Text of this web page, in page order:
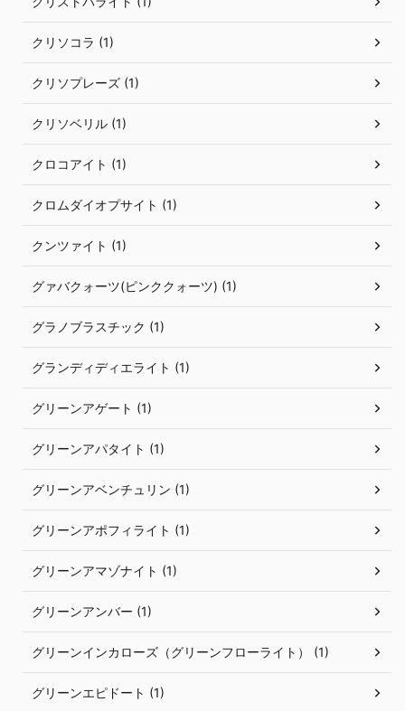
クリソコラ (1)
クリソプレーズ (1)
クリソベリル (1)
クロコアイト (1)
クロムダイオプサイト (1)
クンツァイト (1)
グァバクォーツ(ピンククォーツ) (1)
グラノブラスチック (1)
グランディディエライト (1)
グリーンアゲート (1)
グリーンアパタイト (1)
グリーンアベンチュリン (1)
グリーンアポフィライト (1)
グリーンアマゾナイト (1)
グリーンアンバー (1)
グリーンインカローズ（グリーンフローライト） (1)
グリーンエピドート (1)